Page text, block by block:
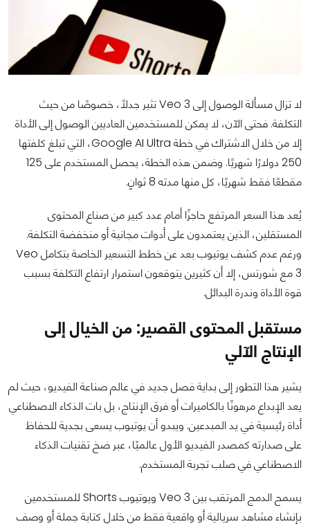
لا تزال مسألة الوصول إلى Veo 3 تثير جدلاً، خصوصًا من حيث
التكلفة. فحتى الآن، لا يمكن للمستخدمين العاديين الوصول إلى الأداة
إلا من خلال الاشتراك في خطة Google AI Ultra، التي تبلغ كلفتها
250 دولارًا شهريًا. وضمن هذه الخطة، يحصل المستخدم على 125
مقطعًا فقط شهريًا، كل منها مدته 8 ثوانٍ.
يُعد هذا السعر المرتفع حاجزًا أمام عدد كبير من صناع المحتوى
المستقلين، الذين يعتمدون على أدوات مجانية أو منخفضة التكلفة.
ورغم عدم كشف يوتيوب بعد عن خطط التسعير الخاصة بتكامل Veo
3 مع شورتس، إلا أن كثيرين يتوقعون استمرار ارتفاع التكلفة بسبب
قوة الأداة وندرة البدائل.
مستقبل المحتوى القصير: من الخيال إلى
الإنتاج الآلي
يشير هذا التطور إلى بداية فصل جديد في عالم صناعة الفيديو، حيث لم
يعد الإبداع مرهونًا بالكاميرات أو فرق الإنتاج، بل بات الذكاء الاصطناعي
أداة رئيسية في يد المبدعين. ويبدو أن يوتيوب يسعى بجدية للحفاظ
على صدارته كمصدر الفيديو الأول عالميًا، عبر ضخ تقنيات الذكاء
الاصطناعي في صلب تجربة المستخدم.
يسمح الدمج المرتقب بين Veo 3 ويوتيوب Shorts للمستخدمين
بإنشاء مشاهد سريالية أو واقعية فقط من خلال كتابة جملة أو وصف